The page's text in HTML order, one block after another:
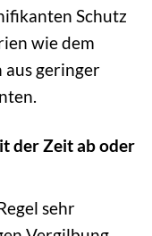
Schutz
wie dem
geringer
der Zeit ab oder
sehr